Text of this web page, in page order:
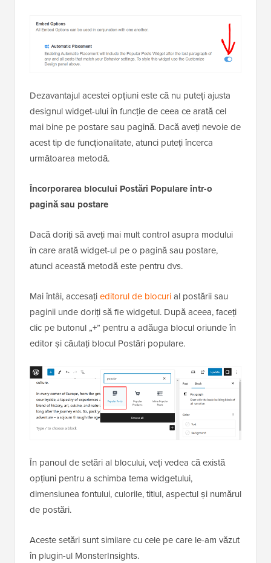
Dezavantajul acestei opțiuni este că nu puteți ajusta
designul widget-ului în funcție de ceea ce arată cel
mai bine pe postare sau pagină. Dacă aveți nevoie de
acest tip de funcționalitate, atunci puteți încerca
următoarea metodă.
Încorporarea blocului Postări Populare într-o
pagină sau postare
Dacă doriți să aveți mai mult control asupra modului
în care arată widget-ul pe o pagină sau postare,
atunci această metodă este pentru dvs.
Mai întâi, accesațieditorul de blocurial postării sau
paginii unde doriți să fie widgetul. După aceea, faceți
clic pe butonul „+” pentru a adăuga blocul oriunde în
editor și căutați blocul Postări populare.
În panoul de setări al blocului, veți vedea că există
opțiuni pentru a schimba tema widgetului,
dimensiunea fontului, culorile, titlul, aspectul și numărul
de postări.
Aceste setări sunt similare cu cele pe care le-am văzut
în plugin-ul MonsterInsights.